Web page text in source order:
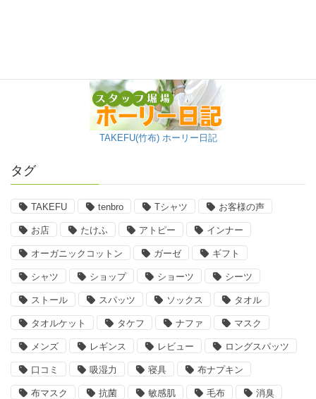
TAKEFU(竹布) ホーリー日記
タグ
TAKEFU tenbro Tシャツ お客様の声
お店 たけふ アトピー インナー
オーガニックコットン ガーゼ ギフト
シャツ ショップ ショーツ シーツ
ストール スパッツ ソックス タオル
タオルケット タケフ ナファ マスク
メンズ レギンス レビュー ロングスパッツ
口コミ 吸湿力 寝具 布ナプキン
布マスク 抗菌 敏感肌 毛布 消臭